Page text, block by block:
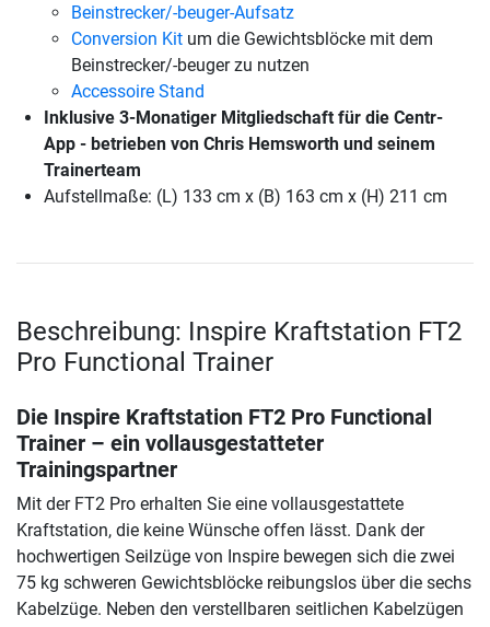
Beinstrecker/-beuger-Aufsatz
Conversion Kit um die Gewichtsblöcke mit dem
Beinstrecker/-beuger zu nutzen
Accessoire Stand
Inklusive 3-Monatiger Mitgliedschaft für die Centr-
App - betrieben von Chris Hemsworth und seinem
Trainerteam
Aufstellmaße: (L) 133 cm x (B) 163 cm x (H) 211 cm
Beschreibung: Inspire Kraftstation FT2
Pro Functional Trainer
Die Inspire Kraftstation FT2 Pro Functional
Trainer – ein vollausgestatteter
Trainingspartner
Mit der FT2 Pro erhalten Sie eine vollausgestattete
Kraftstation, die keine Wünsche offen lässt. Dank der
hochwertigen Seilzüge von Inspire bewegen sich die zwei
75 kg schweren Gewichtsblöcke reibungslos über die sechs
Kabelzüge. Neben den verstellbaren seitlichen Kabelzügen